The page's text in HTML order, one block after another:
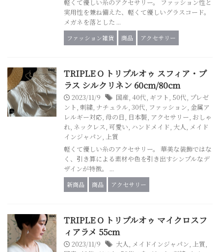
軽くて優しい糸のアクセサリー。 ファッション性と
実用性を兼ね備えた、軽くて優しいグラスコード。
メガネを落とした ...
ファッション雑貨 商品 アクセサリー
TRIPLE O トリプルオゥ スフィア・プ
ラス シルクリネン 60cm/80cm
2023/11/9 国産, 40代, ギフト, 50代, プレゼ
ント, 刺繍, ナチュラル, 30代, ファッション, 金属ア
レルギー対応, 母の日, 日本製, アクセサリー, おしゃ
れ, ネックレス, 可愛い, ハンドメイド, 大人, メイド
インジャパン, 上質
軽くて優しい糸のアクセサリー。 華美な装飾ではな
く、引き算による素材や色を引き出すシンプルなデ
ザインが特徴。 ...
新商品 商品 アクセサリー
TRIPLE O トリプルオゥ マイクロスフ
ィアラメ 55cm
2023/11/9 大人, メイドインジャパン, 上質,